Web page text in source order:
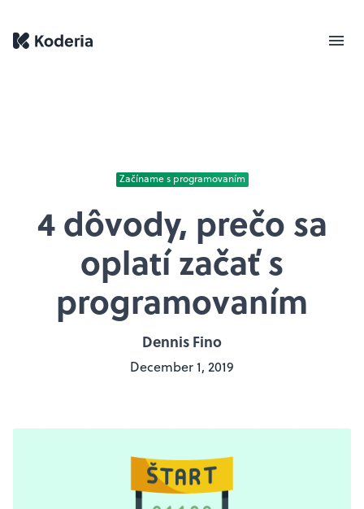
Začíname s programovaním
4 dôvody, prečo sa
oplatí začať s
programovaním
Dennis Fino
December 1, 2019